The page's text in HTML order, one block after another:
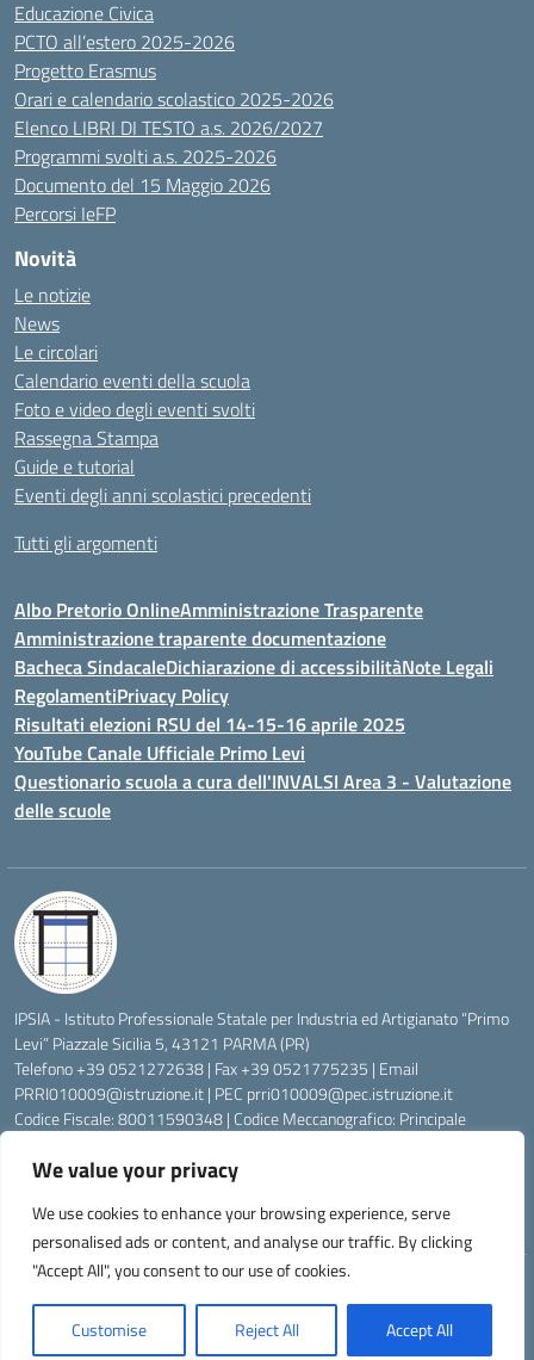
We value your privacy
We use cookies to enhance your browsing experience, serve
personalised ads or content, and analyse our traffic. By clicking
"Accept All", you consent to our use of cookies.
Customise Reject All Accept All
Educazione Civica
PCTO all’estero 2025-2026
Progetto Erasmus
Orari e calendario scolastico 2025-2026
Elenco LIBRI DI TESTO a.s. 2026/2027
Programmi svolti a.s. 2025-2026
Documento del 15 Maggio 2026
Percorsi IeFP
Novità
Le notizie
News
Le circolari
Calendario eventi della scuola
Foto e video degli eventi svolti
Rassegna Stampa
Guide e tutorial
Eventi degli anni scolastici precedenti
Tutti gli argomenti
Albo Pretorio OnlineAmministrazione Trasparente
Amministrazione traparente documentazione
Bacheca SindacaleDichiarazione di accessibilitàNote Legali
RegolamentiPrivacy Policy
Risultati elezioni RSU del 14-15-16 aprile 2025
YouTube Canale Ufficiale Primo Levi
Questionario scuola a cura dell'INVALSI Area 3 - Valutazione
delle scuole
IPSIA - Istituto Professionale Statale per Industria ed Artigianato “Primo
Levi” Piazzale Sicilia 5, 43121 PARMA (PR)
Telefono +39 0521272638 | Fax +39 0521775235 | Email
PRRI010009@istruzione.it| PEC prri010009@pec.istruzione.it
Codice Fiscale: 80011590348 | Codice Meccanografico: Principale
Codice Univoco di Fatturazione: UFW76E | Codice Ente Tesoreria:
Corrente Postale N.: 00222430